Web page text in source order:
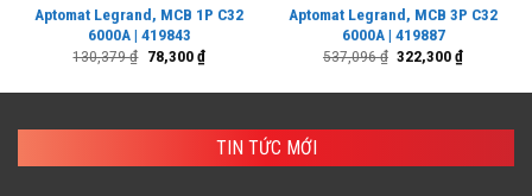
Aptomat Legrand, MCB 1P C32
6000A | 419843
130,379₫ Giá
gốc
78,300₫Giá
hiện
Aptomat Legrand, MCB 3P C32
6000A | 419887
537,096₫ Giá
322,300₫Giá
TIN TỨC MỚI